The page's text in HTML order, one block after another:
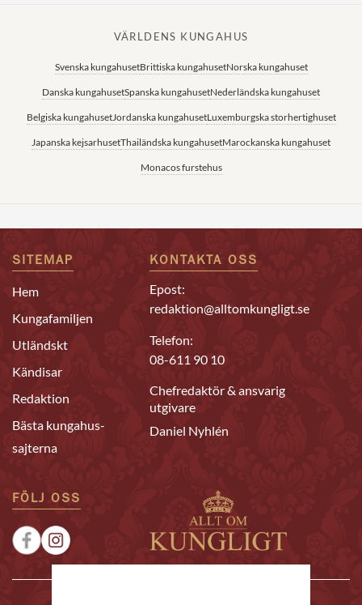
VÄRLDENS KUNGAHUS
Svenska kungahusetBrittiska kungahusetNorska kungahuset
Danska kungahusetSpanska kungahusetNederländska kungahuset
Belgiska kungahusetJordanska kungahusetLuxemburgska storhertighuset
Japanska kejsarhusetThailändska kungahusetMarockanska kungahuset
Monacos furstehus
SITEMAP
Hem
Kungafamiljen
Utländskt
Kändisar
Redaktion
Bästa kungahus-
sajterna
KONTAKTA OSS
Epost:
redaktion@alltomkungligt.se
Telefon:
08-611 90 10
Chefredaktör & ansvarig
utgivare
Daniel Nyhlén
FÖLJ OSS